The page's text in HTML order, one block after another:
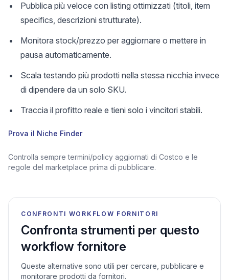
Pubblica più veloce con listing ottimizzati (titoli, item
specifics, descrizioni strutturate).
Monitora stock/prezzo per aggiornare o mettere in
pausa automaticamente.
Scala testando più prodotti nella stessa nicchia invece
di dipendere da un solo SKU.
Traccia il profitto reale e tieni solo i vincitori stabili.
Prova il Niche Finder
Controlla sempre termini/policy aggiornati di Costco e le
regole del marketplace prima di pubblicare.
CONFRONTI WORKFLOW FORNITORI
Confronta strumenti per questo
workflow fornitore
Queste alternative sono utili per cercare, pubblicare e
monitorare prodotti da fornitori.